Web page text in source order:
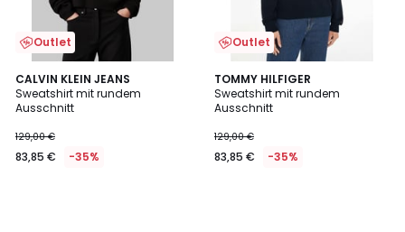
Outlet
CALVIN KLEIN JEANS
Sweatshirt mit rundem
Ausschnitt
129,00 €
83,85 € -35%
Outlet
TOMMY HILFIGER
Sweatshirt mit rundem
Ausschnitt
129,00 €
83,85 € -35%